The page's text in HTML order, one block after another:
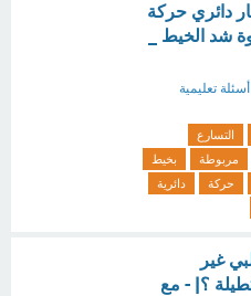
دائري حركة
شد الخيط _
أسئلة تعليمية
التسارع
مربوطة
بخيط
حركة
دائرية
غير
؟| - مع